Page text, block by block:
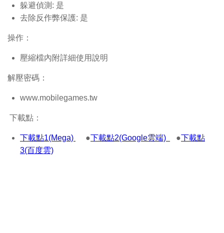
躲避偵測: 是
去除反作弊保護: 是
操作：
壓縮檔內附詳細使用說明
解壓密碼：
www.mobilegames.tw
下載點：
下載點1(Mega) ●下載點2(Google雲端) ●下載點
3(百度雲)